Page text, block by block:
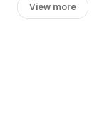
View more